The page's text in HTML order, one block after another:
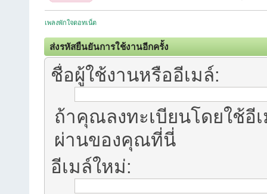
เพลงพักใจดอทเน็ต
ส่งรหัสยืนยันการใช้งานอีกครั้ง
ชื่อผู้ใช้งานหรืออีเมล์:
ถ้าคุณลงทะเบียนโดยใช้อี
ผ่านของคุณที่นี่
อีเมล์ใหม่: